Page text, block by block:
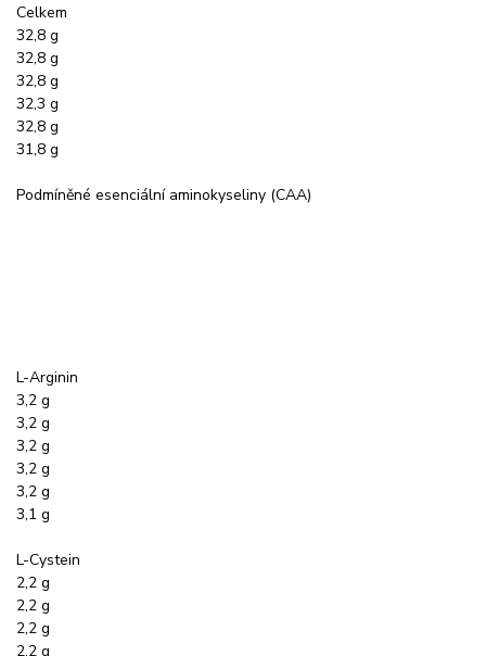
Celkem
32,8 g
32,8 g
32,8 g
32,3 g
32,8 g
31,8 g
Podmíněné esenciální aminokyseliny (CAA)
L-Arginin
3,2 g
3,2 g
3,2 g
3,2 g
3,2 g
3,1 g
L-Cystein
2,2 g
2,2 g
2,2 g
2,2 g